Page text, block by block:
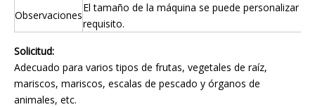
Observaciones
El tamaño de la máquina se puede personalizar
requisito.
Solicitud:
Adecuado para varios tipos de frutas, vegetales de raíz,
mariscos, mariscos, escalas de pescado y órganos de
animales, etc.